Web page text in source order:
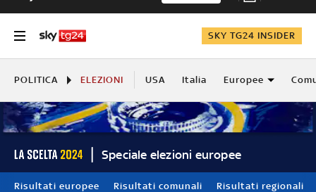
SKY TG24 INSIDER
POLITICA ELEZIONI USA Italia Europee
Speciale elezioni europee
Risultati europee Risultati comunali Risultati regionali